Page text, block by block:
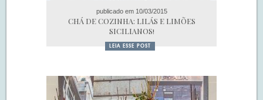
publicado em 10/03/2015
CHÁ DE COZINHA: LILÁS E LIMÕES
SICILIANOS!
LEIA ESSE POST